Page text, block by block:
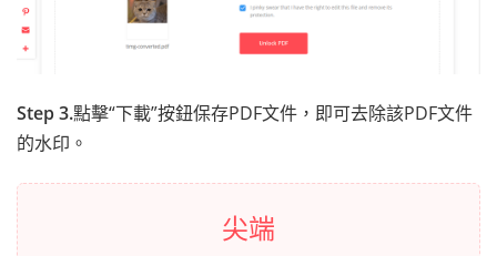
Step 3.點擊“下載”按鈕保存PDF文件，即可去除該PDF文件
的水印。
尖端